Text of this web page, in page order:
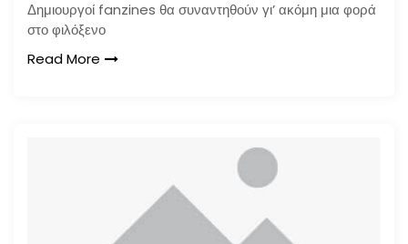
Δημιουργοί fanzines θα συναντηθούν γι’ ακόμη μια φορά
στο φιλόξενο
Read More